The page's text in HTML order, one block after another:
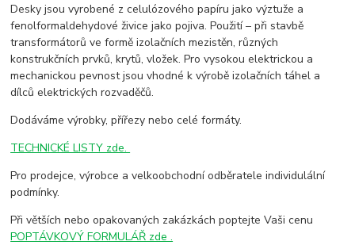
Desky jsou vyrobené z celulózového papíru jako výztuže a
fenolformaldehydové živice jako pojiva. Použití – při stavbě
transformátorů ve formě izolačních mezistěn, různých
konstrukčních prvků, krytů, vložek. Pro vysokou elektrickou a
mechanickou pevnost jsou vhodné k výrobě izolačních táhel a
dílců elektrických rozvaděčů.
Dodáváme výrobky, přířezy nebo celé formáty.
TECHNICKÉ LISTY zde.
Pro prodejce, výrobce a velkoobchodní odběratele individulální
podmínky.
Při větších nebo opakovaných zakázkách poptejte Vaši cenu
POPTÁVKOVÝ FORMULÁŘ zde .